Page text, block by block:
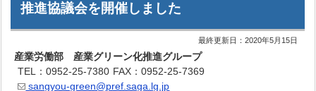
推進協議会を開催しました
最終更新日：2020年5月15日
産業労働部 産業グリーン化推進グループ
TEL：0952-25-7380 FAX：0952-25-7369
sangyou-green@pref.saga.lg.jp